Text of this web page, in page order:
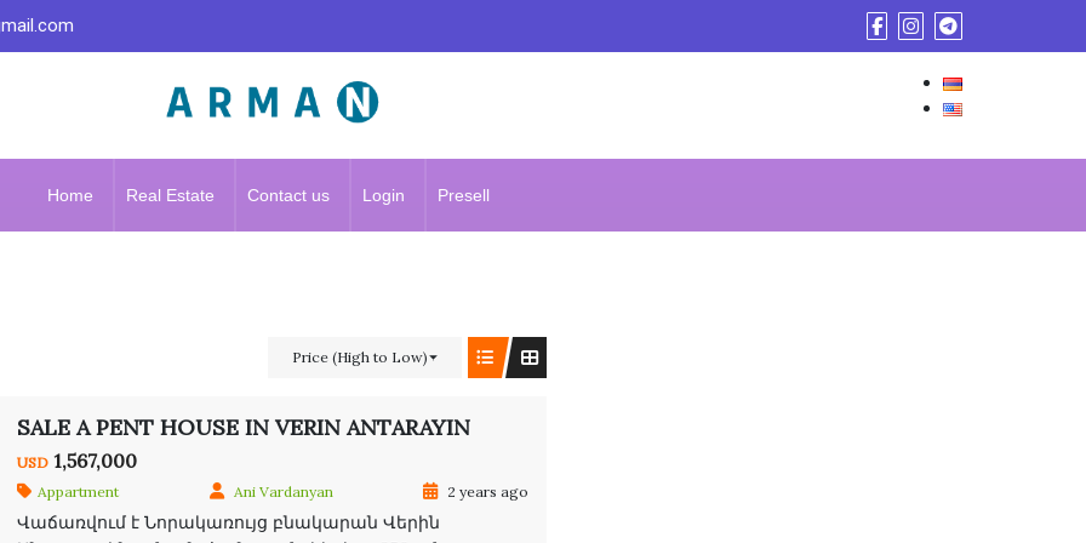
Home Real Estate Contact us Login Presell
Price (High to Low)
SALE A PENT HOUSE IN VERIN ANTARAYIN
USD 1,567,000
Appartment Ani Vardanyan 2 years ago
Վաճառվում է Նորակառույց բնակարան Վերին